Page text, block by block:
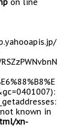
known in
xn-